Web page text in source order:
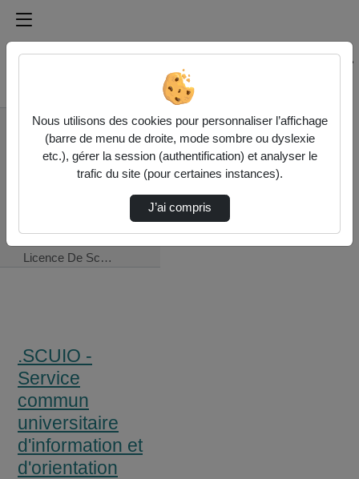
Médiathèque de l'université Paris
Rechercher un média sur Médiathèque de l'université
Accueil
.SCUIO - Service
commun universitaire
d'information et
Licence De Sc…
.SCUIO -
Service
commun
universitaire
d'information et
d'orientation
Nous utilisons des cookies pour personnaliser l’affichage
(barre de menu de droite, mode sombre ou dyslexie
etc.), gérer la session (authentification) et analyser le
trafic du site (pour certaines instances).
J’ai compris